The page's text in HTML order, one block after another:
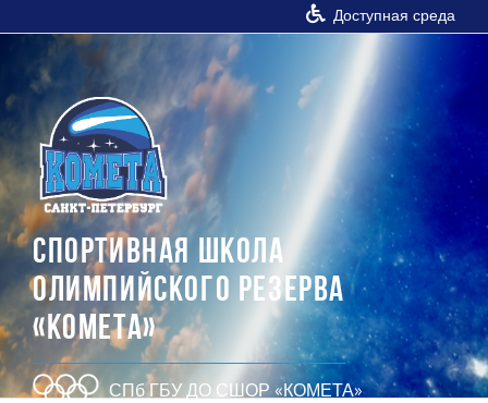
Доступная среда
СПОРТИВНАЯ ШКОЛА
ОЛИМПИЙСКОГО РЕЗЕРВА
«КОМЕТА»
СПб ГБУ ДО СШОР «КОМЕТА»